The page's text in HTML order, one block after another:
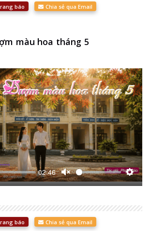
báo Chia sẻ qua Email
màu hoa tháng 5
02:46
Unmute
Thiết
báo Chia sẻ qua Email